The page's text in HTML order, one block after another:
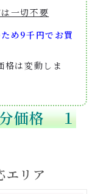
一切不要
め9千円でお買
は変動しま
分価格 １
エリア